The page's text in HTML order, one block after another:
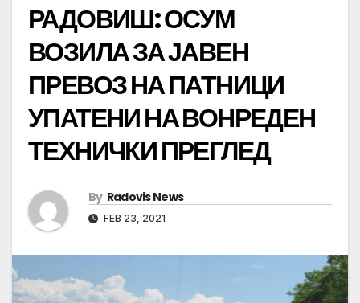
РАДОВИШ: ОСУМ
ВОЗИЛА ЗА ЈАВЕН
ПРЕВОЗ НА ПАТНИЦИ
УПАТЕНИ НА ВОНРЕДЕН
ТЕХНИЧКИ ПРЕГЛЕД
By Radovis News
FEB 23, 2021